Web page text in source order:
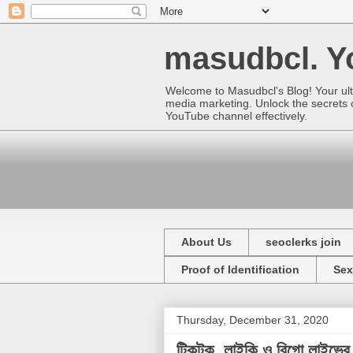
masudbcl.
Welcome to Masudbcl's Blog! Your
media marketing. Unlock the
YouTube channel effectively.
About Us seoclerks join
Proof of Identification
Thursday, December 31, 2020